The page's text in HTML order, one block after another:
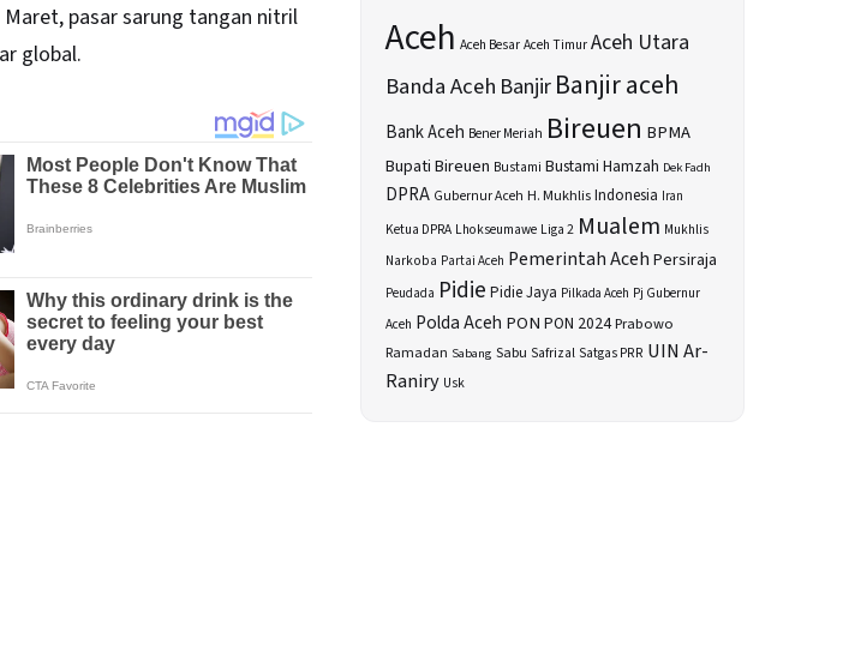
Maret, pasar sarung tangan nitril
global.
Aceh Aceh BesarAceh TimurAceh Utara
Banda Aceh BanjirBanjir aceh
Bank Aceh Bener Meriah Bireuen BPMA
Bupati Bireuen Bustami Bustami Hamzah Dek Fadh
DPRA Gubernur Aceh H. MukhlisIndonesia Iran
Ketua DPRA Lhokseumawe Liga 2 Mualem Mukhlis
Narkoba Partai Aceh Pemerintah Aceh Persiraja
Peudada Pidie Pidie Jaya Pilkada Aceh Pj Gubernur
Aceh Polda Aceh PON PON 2024Prabowo
Ramadan Sabang Sabu Safrizal Satgas PRR UIN Ar-
Raniry Usk